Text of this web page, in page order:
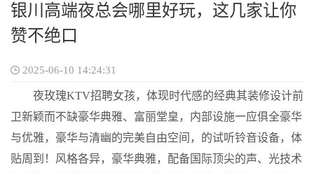
银川高端夜总会哪里好玩，这几家让你
赞不绝口
2025-06-10 14:24:31
夜玫瑰KTV招聘女孩，体现时代感的经典其装修设计前
卫新颖而不缺豪华典雅、富丽堂皇，内部设施一应俱全豪华
与优雅，豪华与清幽的完美自由空间，的试听铃音设备，体
贴周到！风格各异，豪华典雅，配备国际顶尖的声、光技术